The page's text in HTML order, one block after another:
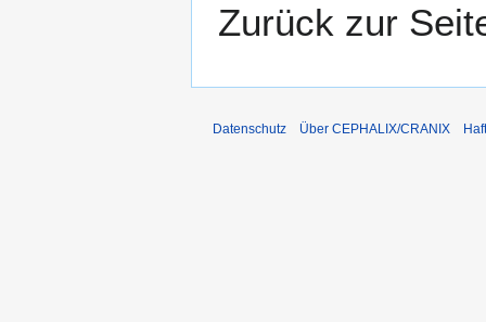
Zurück zur
Datenschutz Über CEPHALIX/CRANIX